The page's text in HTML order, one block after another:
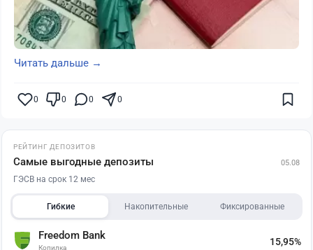
Читать дальше →
0 0 0 0
РЕЙТИНГ ДЕПОЗИТОВ
Самые выгодные депозиты 05.08
ГЭСВ на срок 12 мес
Гибкие Накопительные Фиксированные
Freedom Bank
Копилка
15,95%